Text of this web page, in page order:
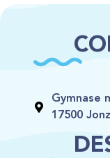
Gymnase
17500